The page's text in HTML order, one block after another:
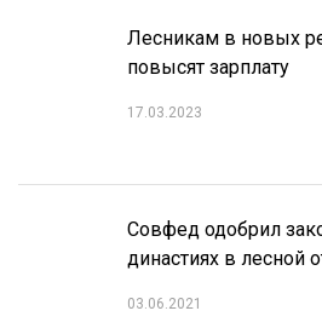
Лесникам в новых
повысят зарплату
17.03.2023
Совфед одобрил
династиях в лесной
03.06.2021